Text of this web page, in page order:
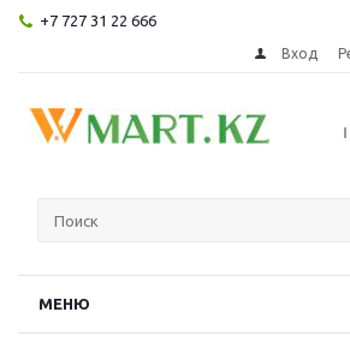
+7 727 31 22 666
Вход
МЕНЮ